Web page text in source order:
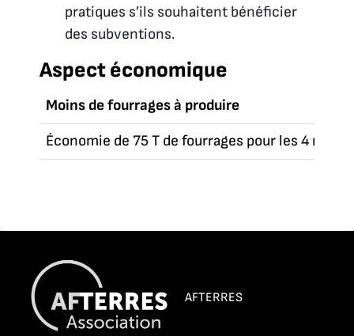
pratiques s’ils souhaitent bénéficier
des subventions.
Aspect économique
Moins de fourrages à produire
Économie de 75 T de fourrages pour les 4
AFTERRES